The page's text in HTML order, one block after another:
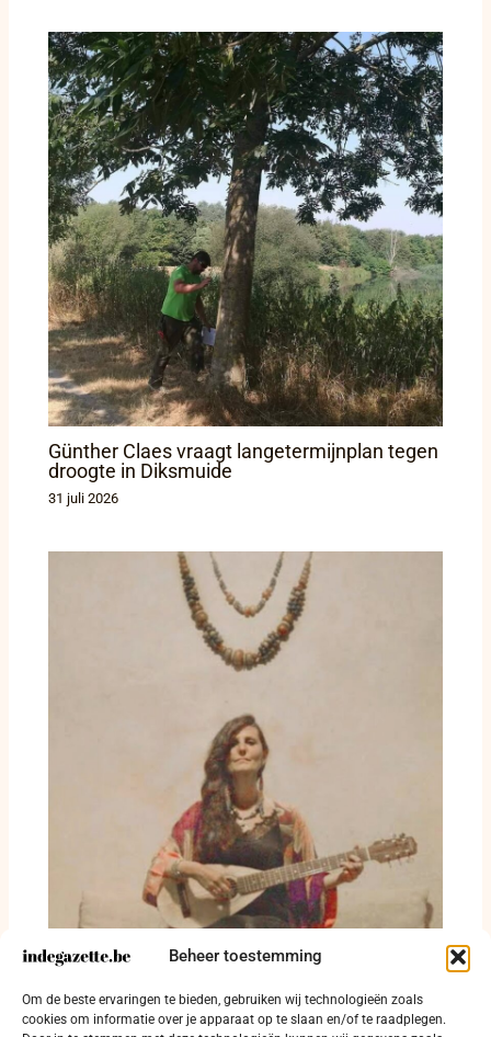
Beheer toestemming
Om de beste ervaringen te bieden, gebruiken wij technologieën zoals
cookies om informatie over je apparaat op te slaan en/of te raadplegen.
Günther Claes vraagt langetermijnplan tegen
droogte in Diksmuide
31 juli 2026
Deborah Rose geeft extra schuurconcert in
Leke